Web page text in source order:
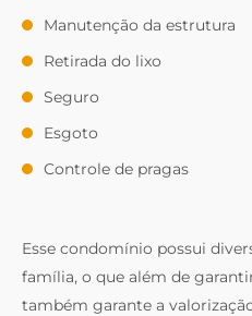
Manutenção da estrutura
Retirada do lixo
Seguro
Esgoto
Controle de pragas
Esse condomínio possui
família, o que além de
também garante a